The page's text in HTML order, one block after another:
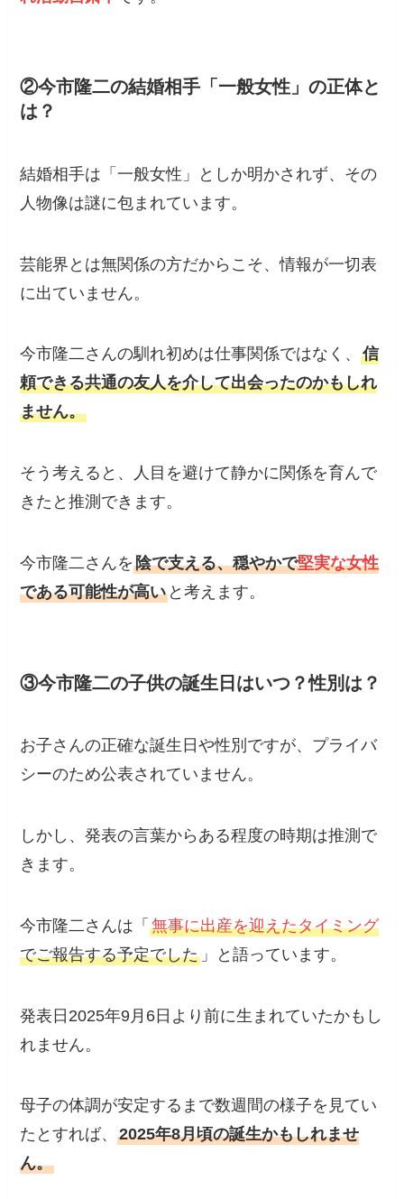
②今市隆二の結婚相手「一般女性」の正体と
は？
結婚相手は「一般女性」としか明かされず、その
人物像は謎に包まれています。
芸能界とは無関係の方だからこそ、情報が一切表
に出ていません。
今市隆二さんの馴れ初めは仕事関係ではなく、信
頼できる共通の友人を介して出会ったのかもしれ
ません。
そう考えると、人目を避けて静かに関係を育んで
きたと推測できます。
今市隆二さんを陰で支える、穏やかで堅実な女性
である可能性が高い と考えます。
③今市隆二の子供の誕生日はいつ？性別は？
お子さんの正確な誕生日や性別ですが、プライバ
シーのため公表されていません。
しかし、発表の言葉からある程度の時期は推測で
きます。
今市隆二さんは「無事に出産を迎えたタイミング
でご報告する予定でした 」と語っています。
発表日2025年9月6日より前に生まれていたかもし
れません。
母子の体調が安定するまで数週間の様子を見てい
たとすれば、2025年8月頃の誕生かもしれませ
ん。